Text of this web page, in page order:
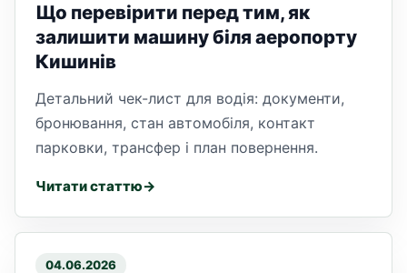
Що перевірити перед тим, як
залишити машину біля аеропорту
Кишинів
Детальний чек-лист для водія: документи,
бронювання, стан автомобіля, контакт
парковки, трансфер і план повернення.
Читати статтю
04.06.2026